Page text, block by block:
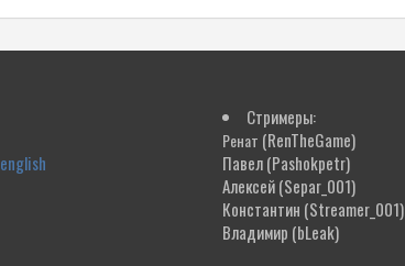
english
Стримеры:
Ренат (RenTheGame)
Павел(Pashokpetr)
Алексей(Separ_001)
Константин (Streamer_001)
Владимир (bLeak)